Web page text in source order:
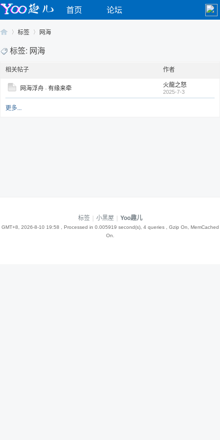
首页 论坛
Yo›
标签 网海
标签: 网海
相关帖子 作者
网海浮舟 · 有缘来牵 火龍之怒
2025-7-3
更多...
标签 | 小黑屋 | Yoo趣儿
GMT+8, 2026-8-10 19:58 , Processed in 0.005919 second(s), 4 queries , Gzip On, MemCached
On.